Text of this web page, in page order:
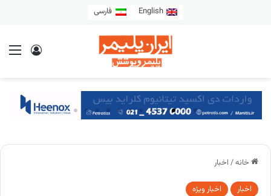
English فارسی
خانه/ اخبار
اخبار اخبار ویژه